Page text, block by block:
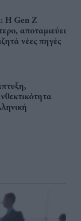
Η Gen Z
αποταμιεύει
νέες πηγές